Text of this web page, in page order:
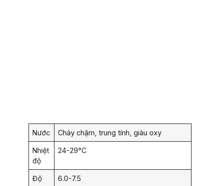
Nước Chảy chậm, trung tính, giàu oxy
Nhiệt
độ
24-29°C
Độ
6.0-7.5